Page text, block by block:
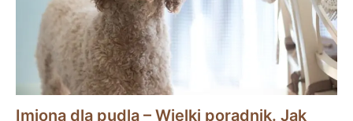
Imiona dla pudla – Wielki poradnik. Jak